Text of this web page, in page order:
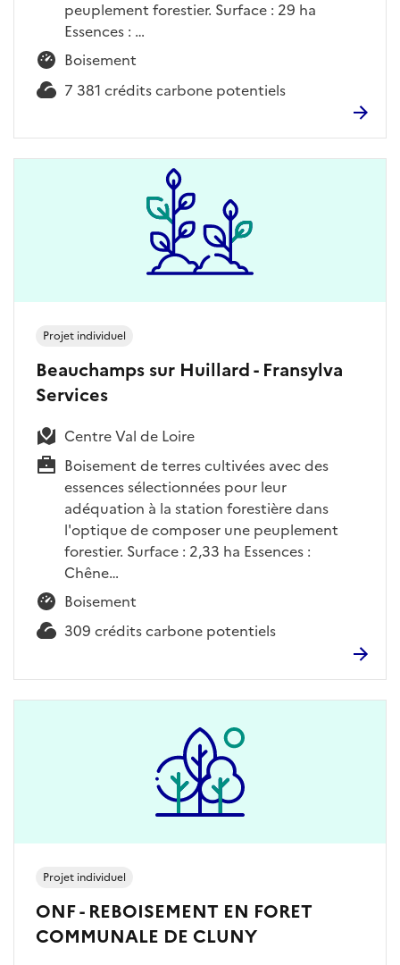
peuplement forestier. Surface : 29 ha
Essences : …
Boisement
7 381 crédits carbone potentiels
Beauchamps sur Huillard - Fransylva
Services
Centre Val de Loire
Boisement de terres cultivées avec des
essences sélectionnées pour leur
adéquation à la station forestière dans
l'optique de composer une peuplement
forestier. Surface : 2,33 ha Essences :
Chêne…
Boisement
309 crédits carbone potentiels
Projet individuel
ONF - REBOISEMENT EN FORET
COMMUNALE DE CLUNY
Projet individuel